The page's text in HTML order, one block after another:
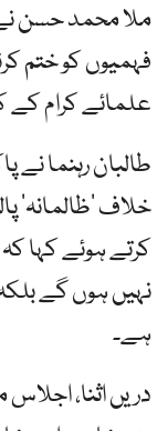
ملا محمد حسن نے
فہمیوں کو ختم
علمائے کرام کے
طالبان رہنما
خلاف ’ظالمانہ‘
کرتے ہوئے کہا
نہیں ہوں گے
ہے۔
دریں اثنا،